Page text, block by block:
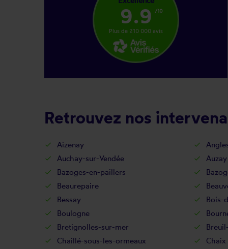
9.9 /10
Plus de 210 000 avis
Retrouvez nos
Aizenay
Auchay-sur-Vendée
Auzay
Bazoges-en-paillers
Beaurepaire
Bessay
Bois-
Boulogne
Bretignolles-sur-mer
Chaillé-sous-les-ormeaux
Chaix